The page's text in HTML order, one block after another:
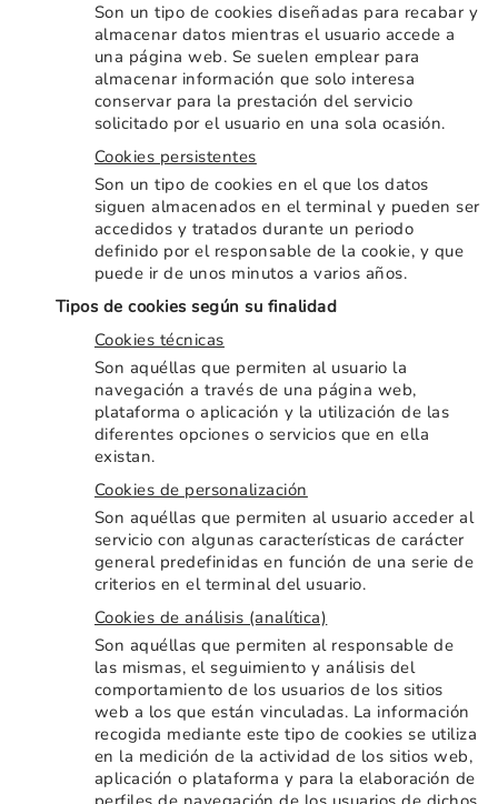
Son un tipo de cookies diseñadas para recabar y
almacenar datos mientras el usuario accede a
una página web. Se suelen emplear para
almacenar información que solo interesa
conservar para la prestación del servicio
solicitado por el usuario en una sola ocasión.
Cookies persistentes
Son un tipo de cookies en el que los datos
siguen almacenados en el terminal y pueden ser
accedidos y tratados durante un periodo
definido por el responsable de la cookie, y que
puede ir de unos minutos a varios años.
Tipos de cookies según su finalidad
Cookies técnicas
Son aquéllas que permiten al usuario la
navegación a través de una página web,
plataforma o aplicación y la utilización de las
diferentes opciones o servicios que en ella
existan.
Cookies de personalización
Son aquéllas que permiten al usuario acceder al
servicio con algunas características de carácter
general predefinidas en función de una serie de
criterios en el terminal del usuario.
Cookies de análisis (analítica)
Son aquéllas que permiten al responsable de
las mismas, el seguimiento y análisis del
comportamiento de los usuarios de los sitios
web a los que están vinculadas. La información
recogida mediante este tipo de cookies se utiliza
en la medición de la actividad de los sitios web,
aplicación o plataforma y para la elaboración de